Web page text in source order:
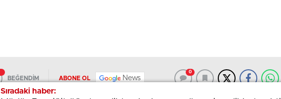
Sıradaki haber:
BEĞENDİM ABONE OL News
0
Sıradaki haber: